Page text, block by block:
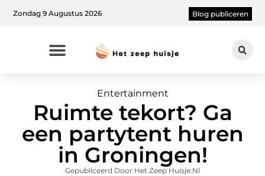
Zondag 9 Augustus 2026 Blog publiceren
Entertainment
Ruimte tekort? Ga
een partytent huren
in Groningen!
Gepubliceerd Door Het Zeep Huisje.nl